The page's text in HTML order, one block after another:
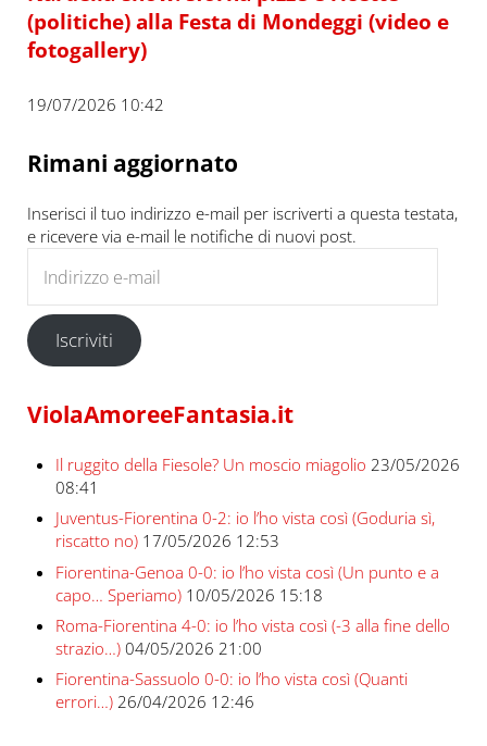
(politiche) alla Festa di Mondeggi (video e
fotogallery)
19/07/2026 10:42
Rimani aggiornato
Inserisci il tuo indirizzo e-mail per iscriverti a questa testata,
e ricevere via e-mail le notifiche di nuovi post.
Iscriviti
ViolaAmoreeFantasia.it
Il ruggito della Fiesole? Un moscio miagolio 23/05/2026
08:41
Juventus-Fiorentina 0-2: io l’ho vista così (Goduria sì,
riscatto no) 17/05/2026 12:53
Fiorentina-Genoa 0-0: io l’ho vista così (Un punto e a
capo… Speriamo) 10/05/2026 15:18
Roma-Fiorentina 4-0: io l’ho vista così (-3 alla fine dello
strazio…) 04/05/2026 21:00
Fiorentina-Sassuolo 0-0: io l’ho vista così (Quanti
errori…) 26/04/2026 12:46